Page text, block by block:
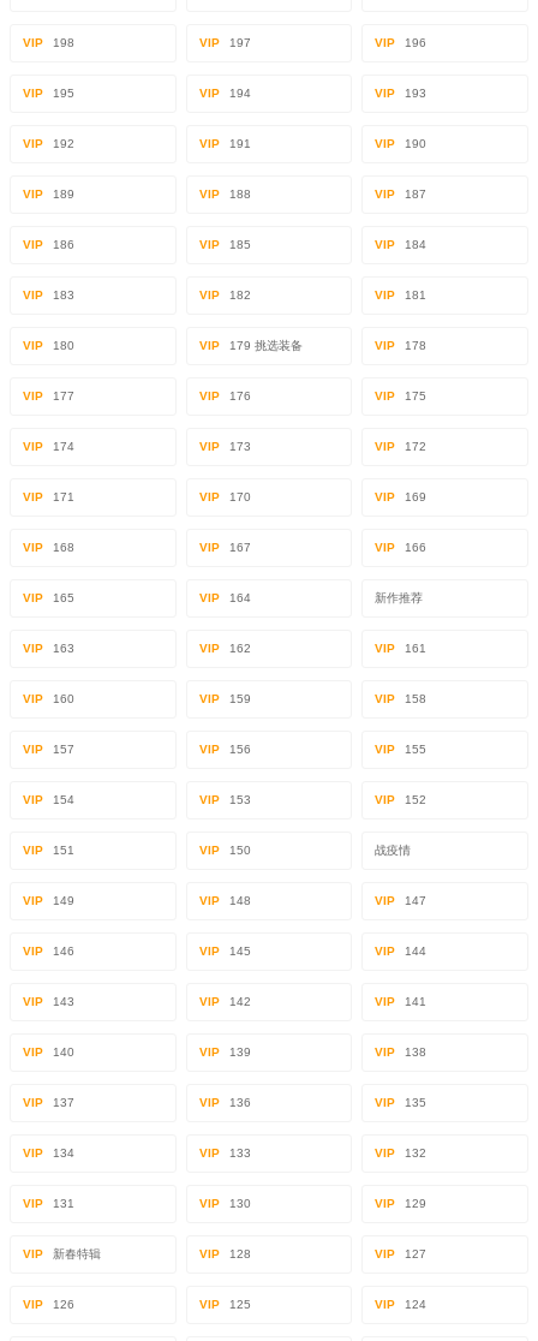
VIP 198 VIP 197 VIP 196
VIP 195 VIP 194 VIP 193
VIP 192 VIP 191 VIP 190
VIP 189 VIP 188 VIP 187
VIP 186 VIP 185 VIP 184
VIP 183 VIP 182 VIP 181
VIP 180 VIP 179 挑选装备 VIP 178
VIP 177 VIP 176 VIP 175
VIP 174 VIP 173 VIP 172
VIP 171 VIP 170 VIP 169
VIP 168 VIP 167 VIP 166
VIP 165 VIP 164 新作推荐
VIP 163 VIP 162 VIP 161
VIP 160 VIP 159 VIP 158
VIP 157 VIP 156 VIP 155
VIP 154 VIP 153 VIP 152
VIP 151 VIP 150 战疫情
VIP 149 VIP 148 VIP 147
VIP 146 VIP 145 VIP 144
VIP 143 VIP 142 VIP 141
VIP 140 VIP 139 VIP 138
VIP 137 VIP 136 VIP 135
VIP 134 VIP 133 VIP 132
VIP 131 VIP 130 VIP 129
VIP 新春特辑 VIP 128 VIP 127
VIP 126 VIP 125 VIP 124